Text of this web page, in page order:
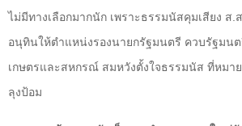
ไม่มีทางเลือกมากนัก เพราะธรรมนัสคุมเสียง ส.
อนุทินให้ตำแหน่งรองนายกรัฐมนตรี ควบรัฐมนต
เกษตรและสหกรณ์ สมหวังตั้งใจธรรมนัส ที่หมา
ลุงป้อม